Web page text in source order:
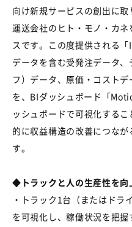
向け新規サービスの創出に取
運送会社のヒト・モノ・カ
スです。この度提供される
データを含む受発注データ
フ）データ、原価・コスト
を、BIダッシュボード「
ッシュボードで可視化する
的に収益構造の改善につな
す。
◆トラックと人の生産性を向
・トラック1台（またはドラ
を可視化し、稼働状況を把